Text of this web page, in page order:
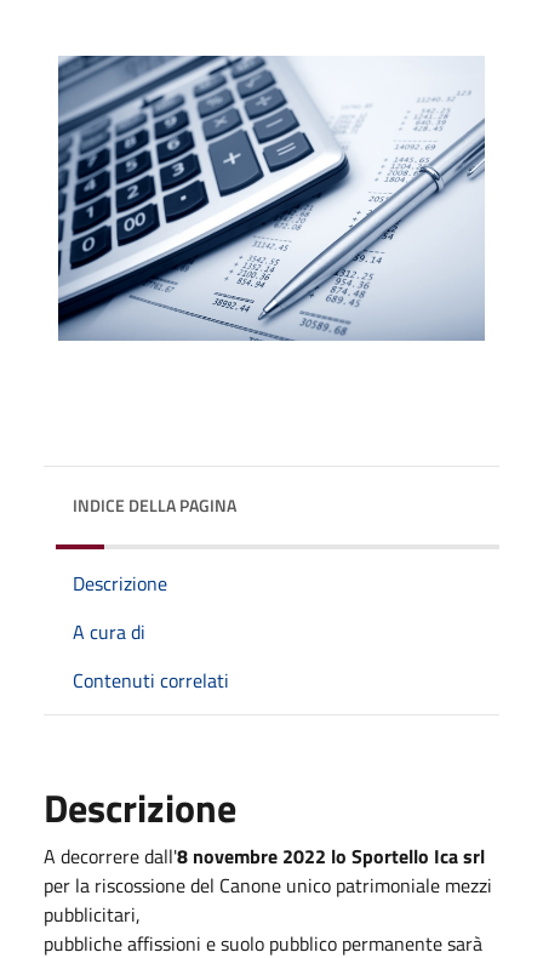
INDICE DELLA PAGINA
Descrizione
A cura di
Contenuti correlati
Descrizione
A decorrere dall'8 novembre 2022 lo Sportello Ica srl
per la riscossione del Canone unico patrimoniale mezzi
pubblicitari,
pubbliche affissioni e suolo pubblico permanente sarà